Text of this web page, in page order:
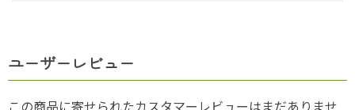
ユーザーレビュー
この商品に寄せられたカスタマーレビューはまだありませ